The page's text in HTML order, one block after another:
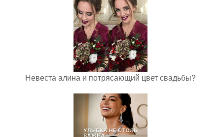
Невеста алина и потрясающий цвет свадьбы?